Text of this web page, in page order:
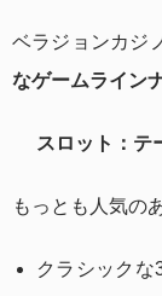
ベラジョンカジ
なゲームライン
スロット：テ
もっとも人気の
クラシックな